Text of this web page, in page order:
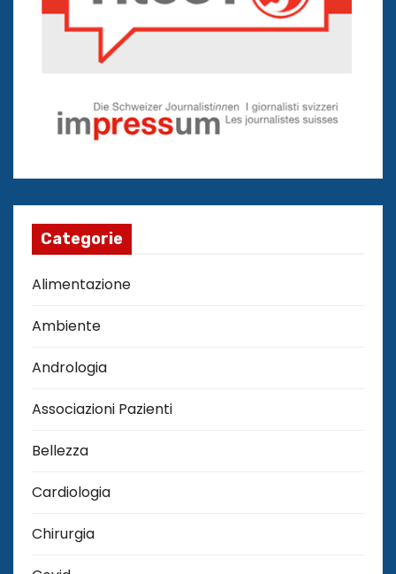
Categorie
Alimentazione
Ambiente
Andrologia
Associazioni Pazienti
Bellezza
Cardiologia
Chirurgia